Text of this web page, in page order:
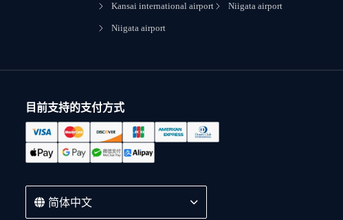
Kansai international airport
Niigata airport
Niigata airport
目前支持的支付方式
简体中文